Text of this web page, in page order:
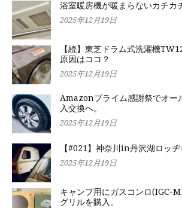
浴室暖房機が暖まらないカチカ
2025年12月19日
【続】東芝ドラム式洗濯機
原因はココ？
2025年12月19日
Amazonプライム感謝祭でオー
入交換へ。
2025年12月19日
【#021】神奈川in丹沢湖ロッヂ
2025年12月19日
キャンプ用にガスコンロ(IGC-
グリルを購入。